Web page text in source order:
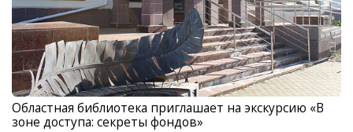
Областная библиотека приглашает на экскурсию «В
зоне доступа: секреты фондов»